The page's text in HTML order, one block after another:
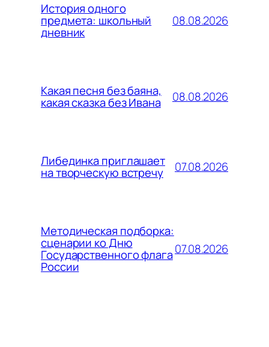
История одного
предмета: школьный
дневник
08.08.2026
Какая песня без баяна,
какая сказка без Ивана 08.08.2026
Либединка приглашает
на творческую встречу 07.08.2026
Методическая подборка:
сценарии ко Дню
Государственного флага
России
07.08.2026